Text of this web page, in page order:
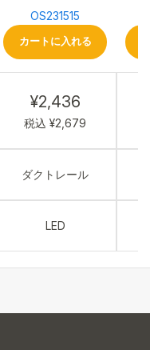
OS231515
カートに入れる
¥2,436
税込 ¥2,679
ダクトレール
LED